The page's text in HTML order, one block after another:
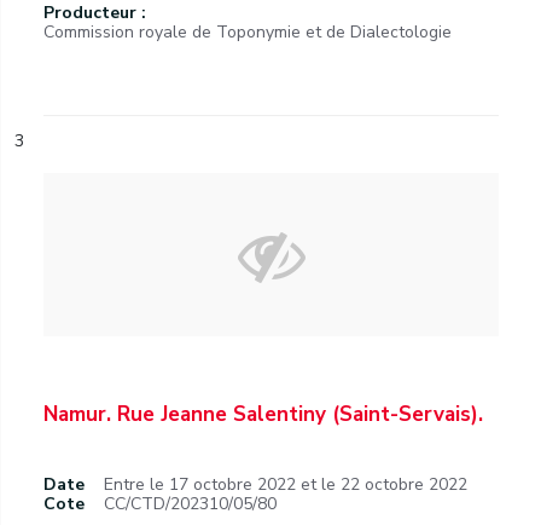
Producteur :
Commission royale de Toponymie et de Dialectologie
3
Namur. Rue Jeanne Salentiny (Saint-Servais).
Date
Entre le 17 octobre 2022 et le 22 octobre 2022
Cote
CC/CTD/202310/05/80